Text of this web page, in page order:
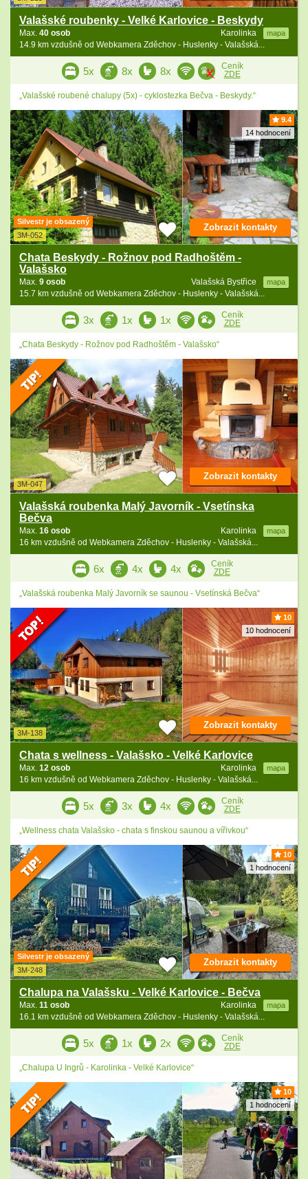
Valašské roubenky - Velké Karlovice - Beskydy
Karolinka mapa
Max. 40 osob
14.9 km vzdušně od Webkamera Zděchov - Huslenky - Valašská...
5x 8x 8x
Ceník
ZDE
„Valašské roubené chalupy (5x) - cyklostezka Bečva - Beskydy.“
9.4
14 hodnocení
Silvestr je obsazený
3M-052
Chata Beskydy - Rožnov pod Radhoštěm -
Valašsko
Valašská Bystřice mapa
Max. 9 osob
15.7 km vzdušně od Webkamera Zděchov - Huslenky - Valašská...
Zobrazit kontakty
3x 1x 1x
Ceník
ZDE
„Chata Beskydy - Rožnov pod Radhoštěm - Valašsko“
3M-047
Valašská roubenka Malý Javorník - Vsetínska
Bečva
Karolinka mapa
Max. 16 osob
16 km vzdušně od Webkamera Zděchov - Huslenky - Valašská...
Zobrazit kontakty
6x 4x 4x
Ceník
ZDE
„Valašská roubenka Malý Javorník se saunou - Vsetínská Bečva“
10
10 hodnocení
3M-138
Chata s wellness - Valašsko - Velké Karlovice
Karolinka mapa
Max. 12 osob
16 km vzdušně od Webkamera Zděchov - Huslenky - Valašská...
Zobrazit kontakty
5x 3x 4x
Ceník
ZDE
„Wellness chata Valašsko - chata s finskou saunou a vířivkou“
10
1 hodnocení
Silvestr je obsazený
3M-248
Chalupa na Valašsku - Velké Karlovice - Bečva
Karolinka mapa
Max. 11 osob
16.1 km vzdušně od Webkamera Zděchov - Huslenky - Valašská...
Zobrazit kontakty
5x 1x 2x
Ceník
ZDE
„Chalupa U Ingrů - Karolinka - Velké Karlovice“
10
1 hodnocení